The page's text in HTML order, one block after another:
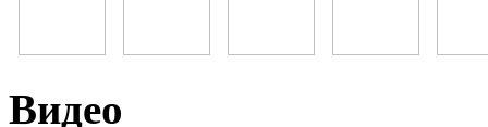
Видео